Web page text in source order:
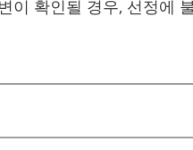
이 확인될 경우, 선정에